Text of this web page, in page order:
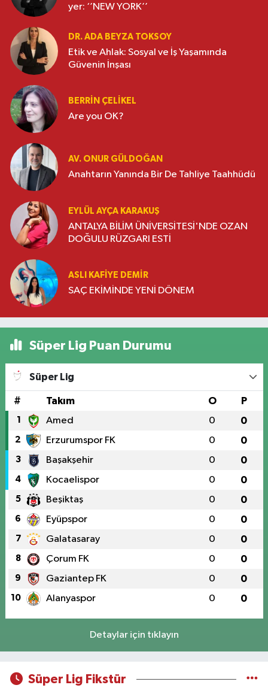
yer: ‘’NEW YORK’’
DR. ADA BEYZA TOKSOY
Etik ve Ahlak: Sosyal ve İş Yaşamında
Güvenin İnşası
BERRIN ÇELIKEL
Are you OK?
AV. ONUR GÜLDOĞAN
Anahtarın Yanında Bir De Tahliye Taahhüdü
EYLÜL AYÇA KARAKUŞ
ANTALYA BİLİM ÜNİVERSİTESİ'NDE OZAN
DOĞULU RÜZGARI ESTİ
ASLI KAFIYE DEMIR
SAÇ EKİMİNDE YENİ DÖNEM
Süper Lig Puan Durumu
Süper Lig
# Takım O P
1 Amed 0 0
2 Erzurumspor FK 0 0
3 Başakşehir 0 0
4 Kocaelispor 0 0
5 Beşiktaş 0 0
6 Eyüpspor 0 0
7 Galatasaray 0 0
8 Çorum FK 0 0
9 Gaziantep FK 0 0
10 Alanyaspor 0 0
Detaylar için tıklayın
Süper Lig Fikstür